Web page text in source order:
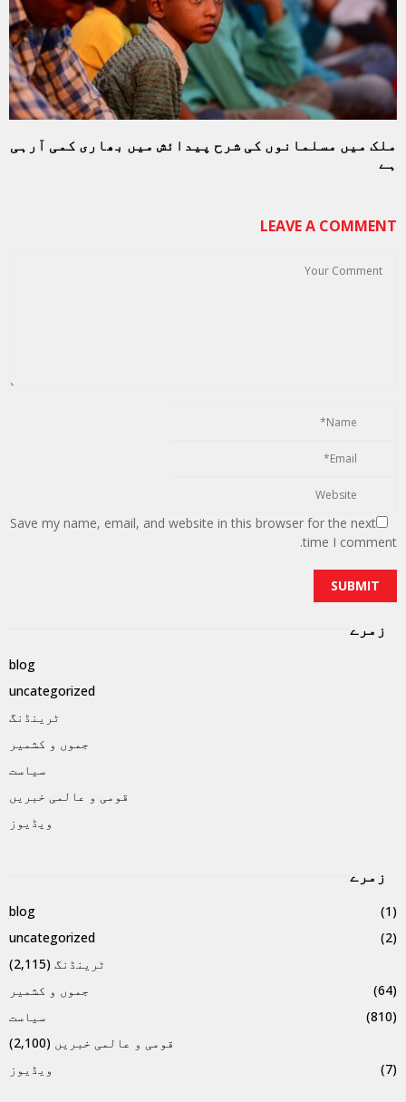
ملک میں مسلمانوں کی شرح پیدائش میں بھاری کمی آرہی
ہے
LEAVE A COMMENT
Save my name, email, and website in this browser for the next
time I comment.
زمرے
blog
uncategorized
ٹرینڈنگ
جموں و کشمیر
سیاست
قومی و عالمی خبریں
ویڈیوز
زمرے
blog
(1)
uncategorized
(2)
ٹرینڈنگ (2,115)
جموں و کشمیر
(64)
سیاست
(810)
قومی و عالمی خبریں (2,100)
ویڈیوز
(7)